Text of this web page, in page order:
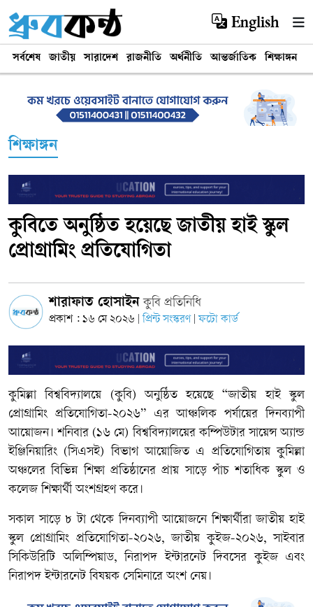
English
সর্বশেষ জাতীয় সারাদেশ রাজনীতি অর্থনীতি আন্তর্জাতিক শিক্ষাঙ্গন
শিক্ষাঙ্গন
কুবিতে অনুষ্ঠিত হয়েছে জাতীয় হাই স্কুল
প্রোগ্রামিং প্রতিযোগিতা
শারাফাত হোসাইন‎কুবি প্রতিনিধি
প্রকাশ : ১৬ মে ২০২৬ প্রিন্ট সংস্করণ ফটো কার্ড
কুমিল্লা বিশ্ববিদ্যালয়ে (কুবি) অনুষ্ঠিত হয়েছে “জাতীয় হাই স্কুল
প্রোগ্রামিং প্রতিযোগিতা-২০২৬” এর আঞ্চলিক পর্যায়ের দিনব্যাপী
আয়োজন। শনিবার (১৬ মে) বিশ্ববিদ্যালয়ের কম্পিউটার সায়েন্স অ্যান্ড
ইঞ্জিনিয়ারিং (সিএসই) বিভাগ আয়োজিত এ প্রতিযোগিতায় কুমিল্লা
অঞ্চলের বিভিন্ন শিক্ষা প্রতিষ্ঠানের প্রায় সাড়ে পাঁচ শতাধিক স্কুল ও
কলেজ শিক্ষার্থী অংশগ্রহণ করে।
‎সকাল সাড়ে ৮ টা থেকে দিনব্যাপী আয়োজনে শিক্ষার্থীরা জাতীয় হাই
স্কুল প্রোগ্রামিং প্রতিযোগিতা-২০২৬, জাতীয় কুইজ-২০২৬, সাইবার
সিকিউরিটি অলিম্পিয়াড, নিরাপদ ইন্টারনেট দিবসের কুইজ এবং
নিরাপদ ইন্টারনেট বিষয়ক সেমিনারে অংশ নেয়।